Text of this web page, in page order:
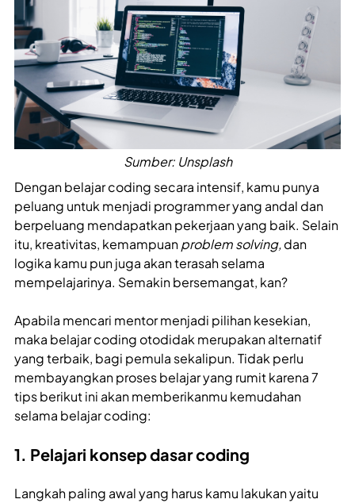
Sumber: Unsplash
Dengan belajar coding secara intensif, kamu punya
peluang untuk menjadi programmer yang andal dan
berpeluang mendapatkan pekerjaan yang baik. Selain
itu, kreativitas, kemampuanproblem solving,dan
logika kamu pun juga akan terasah selama
mempelajarinya. Semakin bersemangat, kan?
Apabila mencari mentor menjadi pilihan kesekian,
maka belajar coding otodidak merupakan alternatif
yang terbaik, bagi pemula sekalipun. Tidak perlu
membayangkan proses belajar yang rumit karena 7
tips berikut ini akan memberikanmu kemudahan
selama belajar coding:
1. Pelajari konsep dasar coding
Langkah paling awal yang harus kamu lakukan yaitu